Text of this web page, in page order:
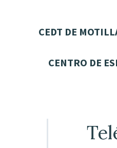
CEDT DE
CENTRO DE